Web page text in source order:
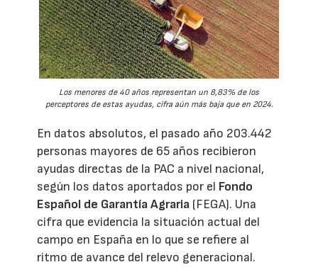
Los menores de 40 años representan un 8,83% de los
perceptores de estas ayudas, cifra aún más baja que en 2024.
En datos absolutos, el pasado año 203.442
personas mayores de 65 años recibieron
ayudas directas de la PAC a nivel nacional,
según los datos aportados por el Fondo
Español de Garantía Agraria (FEGA). Una
cifra que evidencia la situación actual del
campo en España en lo que se refiere al
ritmo de avance del relevo generacional.